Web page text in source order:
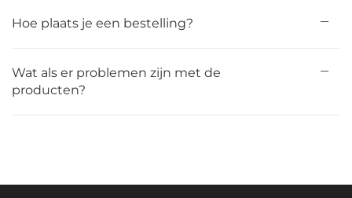
Hoe plaats je een bestelling?
Wat als er problemen zijn met de
producten?